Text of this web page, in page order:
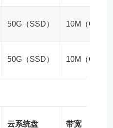
50G（SSD） 10M（CN2）
50G（SSD） 10M（CN2）
云系统盘 带宽